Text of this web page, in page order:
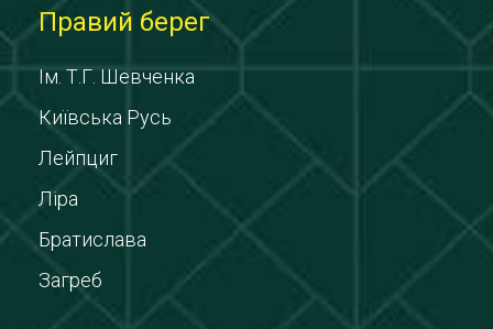
Правий берег
Ім. Т.Г. Шевченка
Київська Русь
Лейпциг
Ліра
Братислава
Загреб